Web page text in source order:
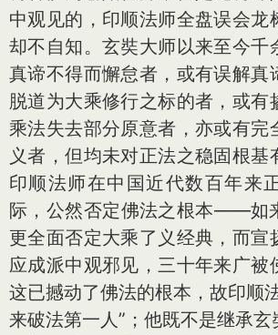
中观见的，印顺法师全盘误会龙
却不自知。玄奘大师以来至今千
真谛不得而懈怠者，或有误解真
脱道为大乘修行之标的者，或有
乘法失去部分原意者，亦或有完
义者，但均未对正法之稳固根基
印顺法师在中国近代数百年来
际，公然否定佛法之根本——如
更全面否定大乘了义经典，而宣
应成派中观邪见，三十年来广被
这已撼动了佛法的根本，故印顺
来破法第一人”；他既不是继承